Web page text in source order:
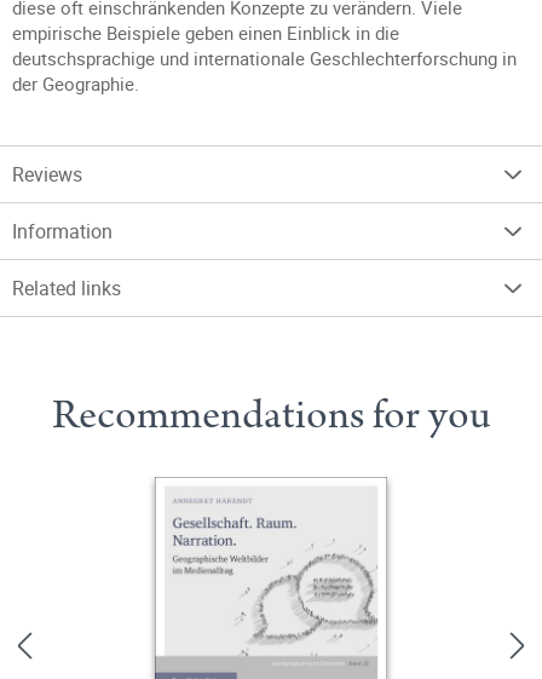
diese oft einschränkenden Konzepte zu verändern. Viele
empirische Beispiele geben einen Einblick in die
deutschsprachige und internationale Geschlechterforschung in
der Geographie.
Reviews
Information
Related links
Recommendations for you